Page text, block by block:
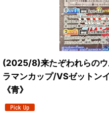
(2025/8)来たぞわれらの
ラマンカップ/VSゼット
《青》